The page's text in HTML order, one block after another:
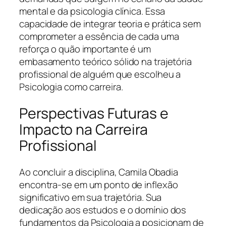
mental e da psicologia clínica. Essa
capacidade de integrar teoria e prática sem
comprometer a essência de cada uma
reforça o quão importante é um
embasamento teórico sólido na trajetória
profissional de alguém que escolheu a
Psicologia como carreira.
Perspectivas Futuras e
Impacto na Carreira
Profissional
Ao concluir a disciplina, Camila Obadia
encontra-se em um ponto de inflexão
significativo em sua trajetória. Sua
dedicação aos estudos e o domínio dos
fundamentos da Psicologia a posicionam de